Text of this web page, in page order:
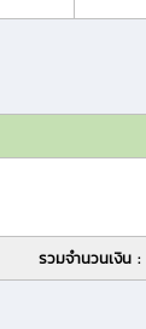
รวมจำนวนเงิน :